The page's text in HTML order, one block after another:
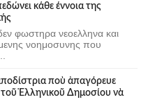
κάθε έννοια της
φωστηρα νεοελληνα και
νοημοσυνης που
ποὺ ἀπαγόρευε
Ἑλληνικοῦ Δημοσίου νὰ